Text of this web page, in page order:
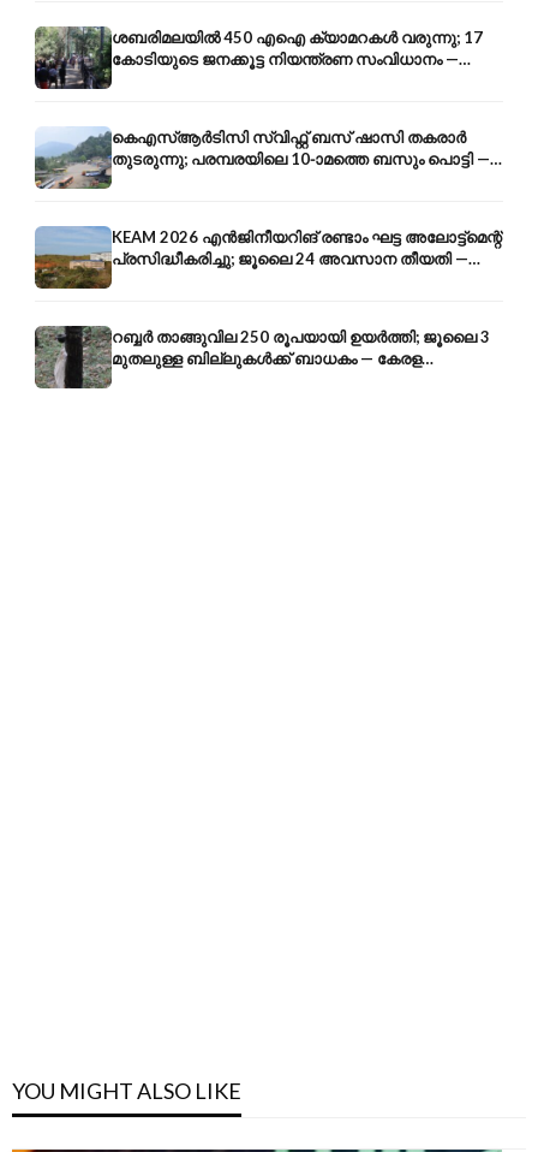
ശബരിമലയിൽ 450 എഐ ക്യാമറകൾ വരുന്നു; 17
കോടിയുടെ ജനക്കൂട്ട നിയന്ത്രണ സംവിധാനം —
എരുമേലി മുതൽ പമ്പ വരെ
കെഎസ്ആർടിസി സ്വിഫ്റ്റ് ബസ് ഷാസി തകരാർ
തുടരുന്നു; പരമ്പരയിലെ 10-ാമത്തെ ബസും പൊട്ടി —
സുരക്ഷാ ആശങ്ക
KEAM 2026 എൻജിനീയറിങ് രണ്ടാം ഘട്ട അലോട്ട്മെന്റ്
പ്രസിദ്ധീകരിച്ചു; ജൂലൈ 24 അവസാന തീയതി —
അറിയേണ്ടതെല്ലാം
റബ്ബർ താങ്ങുവില 250 രൂപയായി ഉയർത്തി; ജൂലൈ 3
മുതലുള്ള ബില്ലുകൾക്ക് ബാധകം — കേരള
കർഷകർക്ക് ആശ്വാസം
YOU MIGHT ALSO LIKE